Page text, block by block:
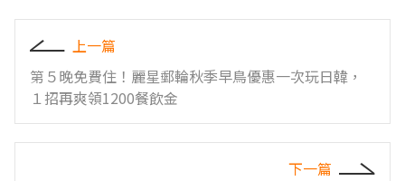
上一篇
第５晚免費住！麗星郵輪秋季早鳥優惠一次玩日韓，
１招再爽領1200餐飲金
下一篇